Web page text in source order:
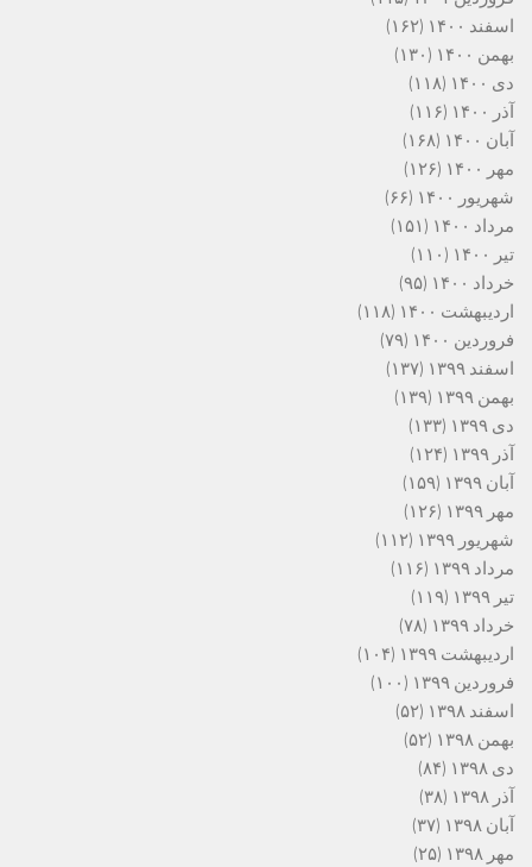
اسفند ۱۴۰۰
(۱۶۲)
بهمن ۱۴۰۰
(۱۳۰)
دی ۱۴۰۰
(۱۱۸)
آذر ۱۴۰۰
(۱۱۶)
آبان ۱۴۰۰
(۱۶۸)
مهر ۱۴۰۰
(۱۲۶)
شهریور ۱۴۰۰
(۶۶)
مرداد ۱۴۰۰
(۱۵۱)
تیر ۱۴۰۰
(۱۱۰)
خرداد ۱۴۰۰
(۹۵)
اردیبهشت ۱۴۰۰
(۱۱۸)
فروردین ۱۴۰۰
(۷۹)
اسفند ۱۳۹۹
(۱۳۷)
بهمن ۱۳۹۹
(۱۳۹)
دی ۱۳۹۹
(۱۳۳)
آذر ۱۳۹۹
(۱۲۴)
آبان ۱۳۹۹
(۱۵۹)
مهر ۱۳۹۹
(۱۲۶)
شهریور ۱۳۹۹
(۱۱۲)
مرداد ۱۳۹۹
(۱۱۶)
تیر ۱۳۹۹
(۱۱۹)
خرداد ۱۳۹۹
(۷۸)
اردیبهشت ۱۳۹۹
(۱۰۴)
فروردین ۱۳۹۹
(۱۰۰)
اسفند ۱۳۹۸
(۵۲)
بهمن ۱۳۹۸
(۵۲)
دی ۱۳۹۸
(۸۴)
آذر ۱۳۹۸
(۳۸)
آبان ۱۳۹۸
(۳۷)
مهر ۱۳۹۸
(۲۵)